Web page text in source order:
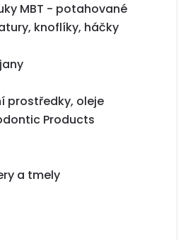
MBT - potahované
knoflíky, háčky
prostředky, oleje
Products
a tmely